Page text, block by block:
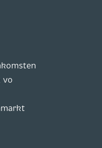
vo